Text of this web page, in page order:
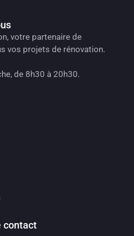
votre partenaire de
vos projets de rénovation.
de 8h30 à 20h30.
contact